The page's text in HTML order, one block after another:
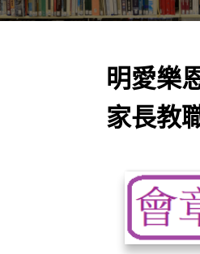
明愛樂
家長教